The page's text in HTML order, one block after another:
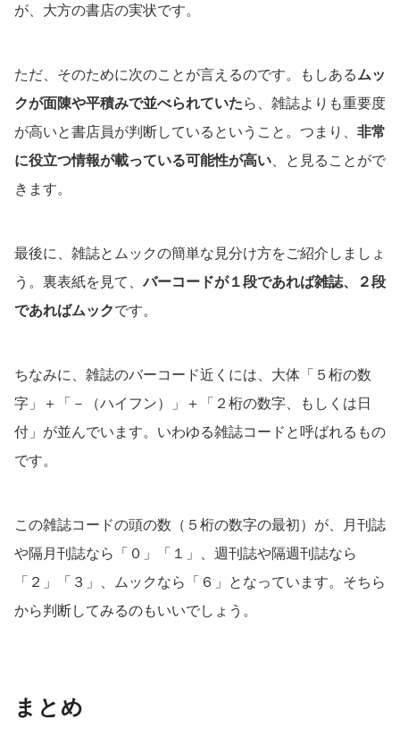
が、大方の書店の実状です。
ただ、そのために次のことが言えるのです。もしあるムッ
クが面陳や平積みで並べられていたら、雑誌よりも重要度
が高いと書店員が判断しているということ。つまり、 非常
に役立つ情報が載っている可能性が高い、と見ることがで
きます。
最後に、雑誌とムックの簡単な見分け方をご紹介しましょ
う。裏表紙を見て、バーコードが１段であれば雑誌、２段
であればムックです。
ちなみに、雑誌のバーコード近くには、大体「５桁の数
字」＋「－（ハイフン）」＋「２桁の数字、もしくは日
付」が並んでいます。いわゆる雑誌コードと呼ばれるもの
です。
この雑誌コードの頭の数（５桁の数字の最初）が、月刊誌
や隔月刊誌なら「０」「１」、週刊誌や隔週刊誌なら
「２」「３」、ムックなら「６」となっています。そちら
から判断してみるのもいいでしょう。
まとめ